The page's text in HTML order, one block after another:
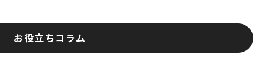
お役立ちコラム